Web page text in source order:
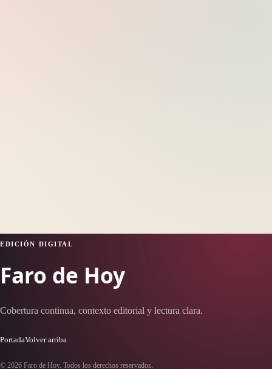
EDICIÓN DIGITAL
Faro de Hoy
Cobertura continua, contexto editorial y lectura clara.
PortadaVolver arriba
© 2026 Faro de Hoy. Todos los derechos reservados.